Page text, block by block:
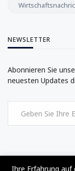
NEWSLETTER
Abonnieren Sie
neuesten Updates
Ihre Erfahrung auf